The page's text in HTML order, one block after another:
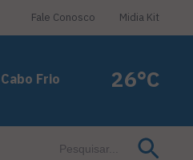
Fale Conosco Midia Kit
Cabo Frio 26°C